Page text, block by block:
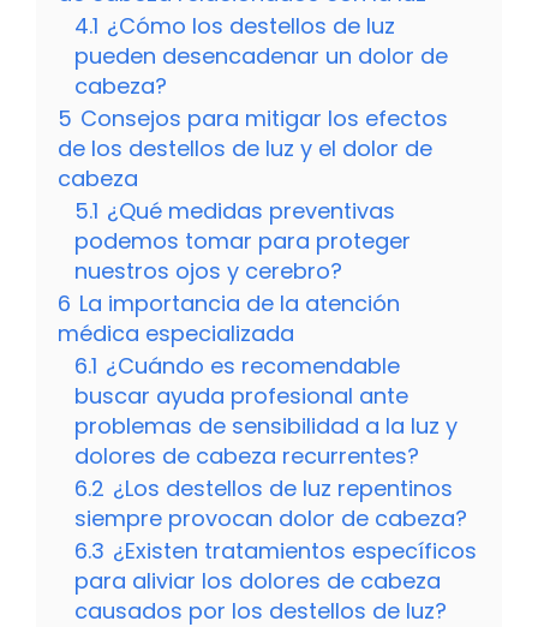
4.1 ¿Cómo los destellos de luz
pueden desencadenar un dolor de
cabeza?
5 Consejos para mitigar los efectos
de los destellos de luz y el dolor de
cabeza
5.1 ¿Qué medidas preventivas
podemos tomar para proteger
nuestros ojos y cerebro?
6 La importancia de la atención
médica especializada
6.1 ¿Cuándo es recomendable
buscar ayuda profesional ante
problemas de sensibilidad a la luz y
dolores de cabeza recurrentes?
6.2 ¿Los destellos de luz repentinos
siempre provocan dolor de cabeza?
6.3 ¿Existen tratamientos específicos
para aliviar los dolores de cabeza
causados por los destellos de luz?